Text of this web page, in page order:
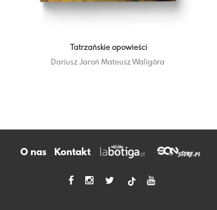
Tatrzańskie opowieści
Dariusz Jaroń Mateusz Waligóra
O nas Kontakt
tiktok